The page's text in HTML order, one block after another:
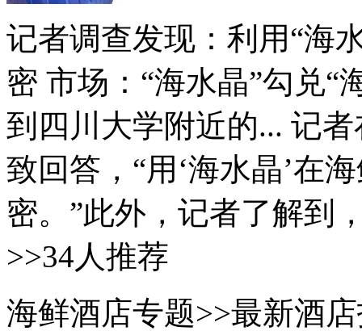
记者调查发现：利用“海
密 市场：“海水晶”勾兑“
到四川大学附近的... 记
致回答，“用‘海水晶’在
密。”此外，记者了解到
>>34人推荐
海鲜酒店专题>>最新酒